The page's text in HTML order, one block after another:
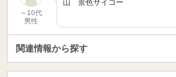
～10代
男性
山 景色サイコー
関連情報から探す